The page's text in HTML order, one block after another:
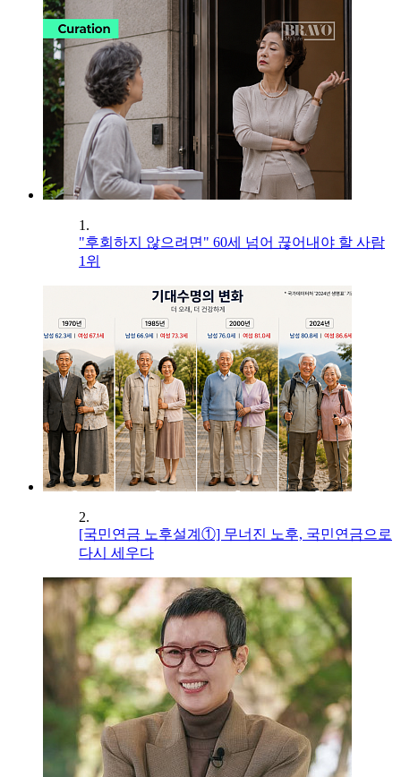
1.
"후회하지 않으려면" 60세 넘어 끊어내야 할 사람
1위
2.
[국민연금 노후설계①] 무너진 노후, 국민연금으로
다시 세우다